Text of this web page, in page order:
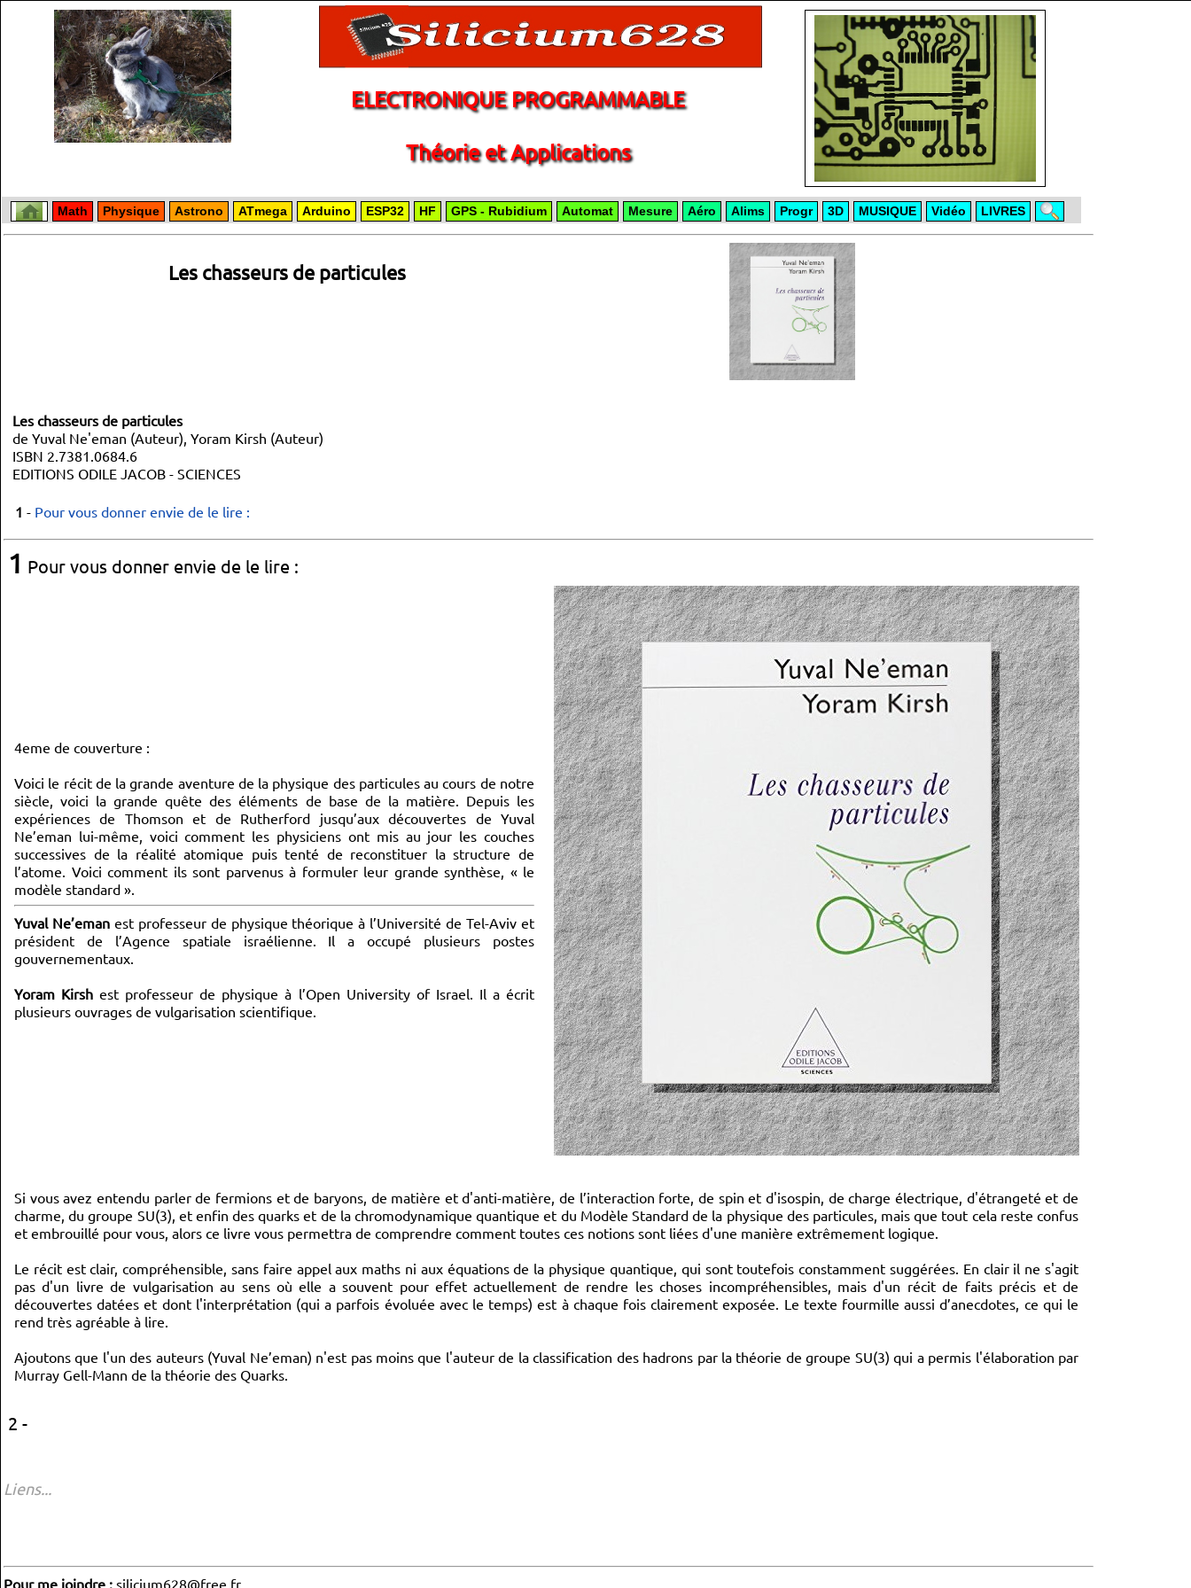
ELECTRONIQUE PROGRAMMABLE
Théorie et Applications
Math Physique Astrono ATmega Arduino ESP32 HF GPS - Rubidium Automat Mesure Aéro Alims Progr 3D MUSIQUE Vidéo LIVRES
Les chasseurs de particules
Les chasseurs de particules
de Yuval Ne'eman (Auteur), Yoram Kirsh (Auteur)
ISBN 2.7381.0684.6
EDITIONS ODILE JACOB - SCIENCES
1 - Pour vous donner envie de le lire :
1 Pour vous donner envie de le lire :
4eme de couverture :
Voici le récit de la grande aventure de la physique des particules au cours de notre
siècle, voici la grande quête des éléments de base de la matière. Depuis les
expériences de Thomson et de Rutherford jusqu’aux découvertes de Yuval
Ne’eman lui-même, voici comment les physiciens ont mis au jour les couches
successives de la réalité atomique puis tenté de reconstituer la structure de
l’atome. Voici comment ils sont parvenus à formuler leur grande synthèse, « le
modèle standard ».
Yuval Ne’emanest professeur de physique théorique à l’Université de Tel-Aviv et
président de l’Agence spatiale israélienne. Il a occupé plusieurs postes
gouvernementaux.
Yoram Kirsh est professeur de physique à l’Open University of Israel. Il a écrit
plusieurs ouvrages de vulgarisation scientifique.
Si vous avez entendu parler de fermions et de baryons, de matière et d'anti-matière, de l’interaction forte, de spin et d'isospin, de charge électrique, d'étrangeté et de
charme, du groupe SU(3), et enfin des quarks et de la chromodynamique quantique et du Modèle Standard de la physique des particules, mais que tout cela reste confus
et embrouillé pour vous, alors ce livre vous permettra de comprendre comment toutes ces notions sont liées d'une manière extrêmement logique.
Le récit est clair, compréhensible, sans faire appel aux maths ni aux équations de la physique quantique, qui sont toutefois constamment suggérées. En clair il ne s'agit
pas d'un livre de vulgarisation au sens où elle a souvent pour effet actuellement de rendre les choses incompréhensibles, mais d'un récit de faits précis et de
découvertes datées et dont l'interprétation (qui a parfois évoluée avec le temps) est à chaque fois clairement exposée. Le texte fourmille aussi d’anecdotes, ce qui le
rend très agréable à lire.
Ajoutons que l'un des auteurs (Yuval Ne’eman) n'est pas moins que l'auteur de la classification des hadrons par la théorie de groupe SU(3) qui a permis l'élaboration par
Murray Gell-Mann de la théorie des Quarks.
2 -
Liens...
Pour me joindre : silicium628@free.fr